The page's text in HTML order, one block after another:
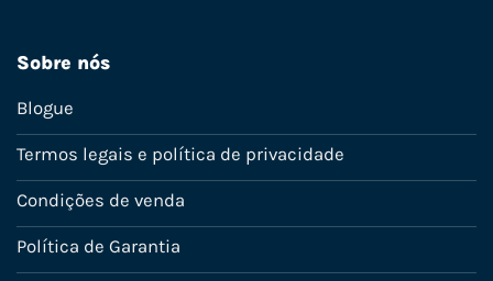
Sobre nós
Blogue
Termos legais e política de privacidade
Condições de venda
Política de Garantia